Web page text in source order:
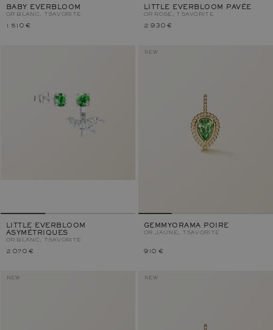
BABY EVERBLOOM
OR BLANC, TSAVORITE
1 510 €
LITTLE EVERBLOOM PAVÉE
OR ROSE, TSAVORITE
2 930 €
LITTLE EVERBLOOM
ASYMÉTRIQUES
OR BLANC, TSAVORITE
2 070 €
NEW
GEMMYORAMA POIRE
OR JAUNE, TSAVORITE
910 €
NEW NEW